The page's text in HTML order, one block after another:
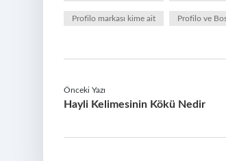
Profilo markası kime ait Profilo ve
Önceki Yazı
Hayli Kelimesinin Kökü Nedir